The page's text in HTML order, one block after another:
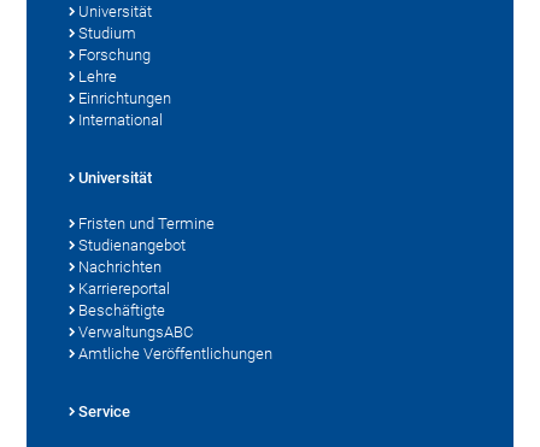
Universität
Studium
Forschung
Lehre
Einrichtungen
International
Universität
Fristen und Termine
Studienangebot
Nachrichten
Karriereportal
Beschäftigte
VerwaltungsABC
Amtliche Veröffentlichungen
Service